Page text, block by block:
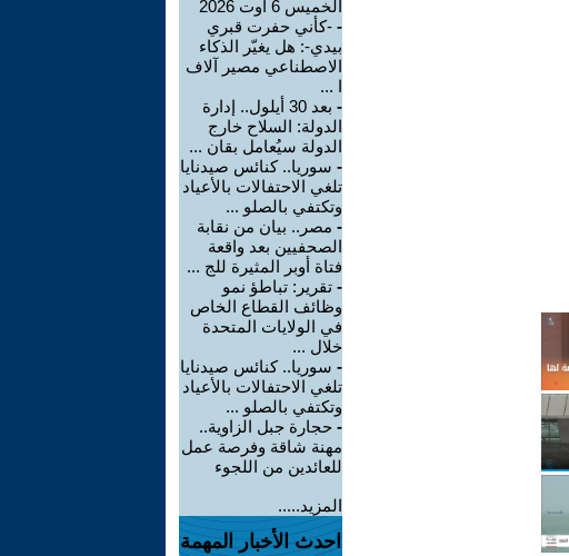
الخميس 6 أوت 2026
- -كأني حفرت قبري
بيدي-: هل يغيّر الذكاء
الاصطناعي مصير آلاف
ا ...
-
بعد 30 أيلول.. إدارة
الدولة: السلاح خارج
الدولة سيُعامل بقان ...
- سوريا.. كنائس صيدنايا
تلغي الاحتفالات بالأعياد
وتكتفي بالصلو ...
- مصر.. بيان من نقابة
الصحفيين بعد واقعة
فتاة أوبر المثيرة للج ...
- تقرير: تباطؤ نمو
وظائف القطاع الخاص
في الولايات المتحدة
خلال ...
- سوريا.. كنائس صيدنايا
تلغي الاحتفالات بالأعياد
وتكتفي بالصلو ...
- حجارة جبل الزاوية..
مهنة شاقة وفرصة عمل
للعائدين من اللجوء
المزيد.....
احدث الأخبار المهمة